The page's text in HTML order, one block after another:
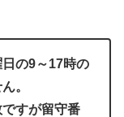
の9～17時の
。
すが留守番